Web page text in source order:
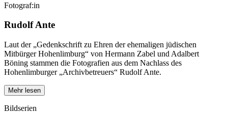
Fotograf:in
Rudolf Ante
Laut der „Gedenkschrift zu Ehren der ehemaligen jüdischen
Mitbürger Hohenlimburg“ von Hermann Zabel und Adalbert
Böning stammen die Fotografien aus dem Nachlass des
Hohenlimburger „Archivbetreuers“ Rudolf Ante.
Mehr lesen
Bildserien